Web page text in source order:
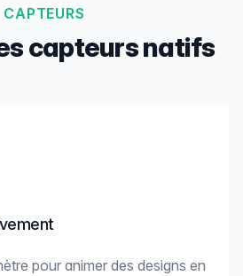
CAPTEURS
capteurs natifs
pour animer des designs en